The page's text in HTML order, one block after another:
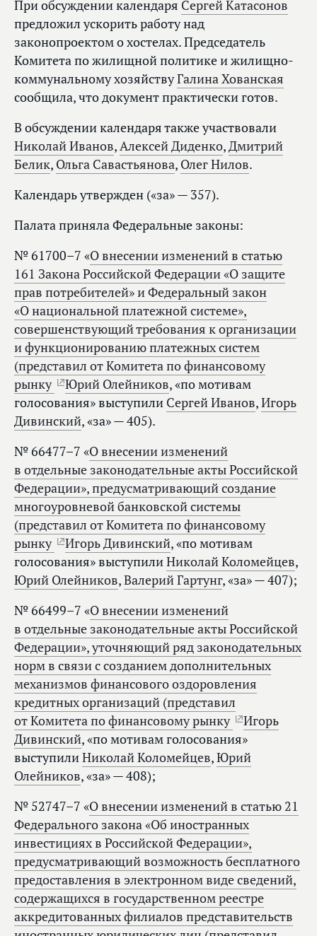
При обсуждении календаря Сергей Катасонов
предложил ускорить работу над
законопроектом о хостелах. Председатель
Комитета по жилищной политике и жилищно-
коммунальному хозяйствуГалина Хованская
сообщила, что документ практически готов.
В обсуждении календаря также участвовали
Николай Иванов,Алексей Диденко,Дмитрий
Белик, Ольга Савастьянова, Олег Нилов.
Календарь утвержден («за» — 357).
Палата приняла Федеральные законы:
№ 61700–7 «О внесении изменений в статью
161 Закона Российской Федерации «О защите
прав потребителей» и Федеральный закон
«О национальной платежной системе»,
совершенствующий требования к организации
и функционированию платежных систем
(представил от Комитета по финансовому
рынку
Юрий Олейников, «по мотивам
голосования» выступили Сергей Иванов,Игорь
Дивинский, «за» — 405).
№ 66477–7 «О внесении изменений
в отдельные законодательные акты Российской
Федерации», предусматривающий создание
многоуровневой банковской системы
(представил от Комитета по финансовому
рынку
Игорь Дивинский, «по мотивам
голосования» выступилиНиколай Коломейцев,
Юрий Олейников,Валерий Гартунг, «за» — 407);
№ 66499–7 «О внесении изменений
в отдельные законодательные акты Российской
Федерации», уточняющий ряд законодательных
норм в связи с созданием дополнительных
механизмов финансового оздоровления
кредитных организаций (представил
от Комитета по финансовому рынку
Игорь
Дивинский, «по мотивам голосования»
выступилиНиколай Коломейцев,Юрий
Олейников, «за» — 408);
№ 52747–7 «О внесении изменений в статью 21
Федерального закона «Об иностранных
инвестициях в Российской Федерации»,
предусматривающий возможность бесплатного
предоставления в электронном виде сведений,
содержащихся в государственном реестре
аккредитованных филиалов представительств